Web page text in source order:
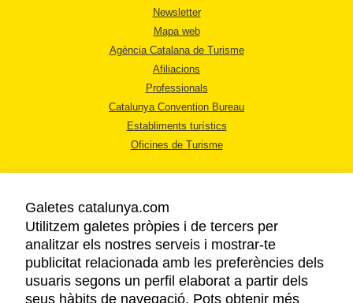
Newsletter
Mapa web
Agència Catalana de Turisme
Afiliacions
Professionals
Catalunya Convention Bureau
Establiments turístics
Oficines de Turisme
AVÍS LEGAL
POLÍTICA DE PRIVACITAT
COOKIES
Galetes catalunya.com
Utilitzem galetes pròpies i de tercers per
analitzar els nostres serveis i mostrar-te
publicitat relacionada amb les preferències dels
usuaris segons un perfil elaborat a partir dels
seus hàbits de navegació. Pots obtenir més